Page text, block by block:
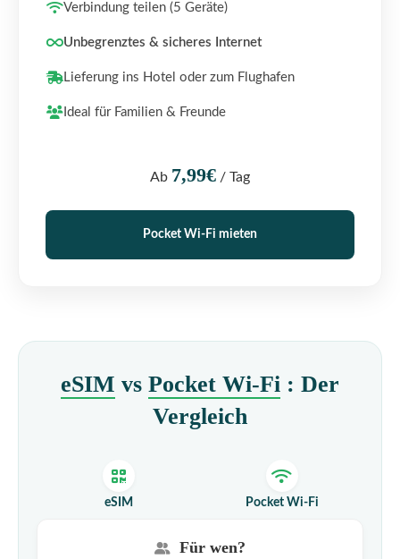
Verbindung teilen (5 Geräte)
Unbegrenztes & sicheres Internet
Lieferung ins Hotel oder zum Flughafen
Ideal für Familien & Freunde
Ab 7,99€ / Tag
Pocket Wi-Fi mieten
eSIM vs Pocket Wi-Fi : Der
Vergleich
eSIM Pocket Wi-Fi
Für wen?